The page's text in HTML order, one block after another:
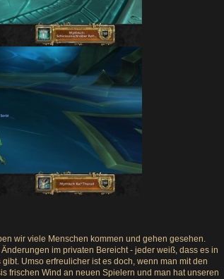
wir viele Menschen kommen und gehen gesehen.
im privaten Bereicht - jeder weiß, dass es in
Umso erfreulicher ist es doch, wenn man mit den
frischen Wind an neuen Spielern und man hat unseren